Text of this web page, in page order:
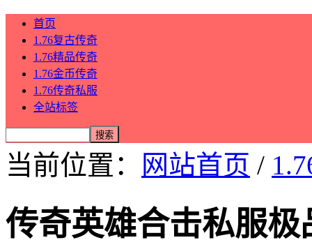
首页
1.76复古传奇
1.76精品传奇
1.76金币传奇
1.76传奇私服
全站标签
当前位置： 网站首页 /
传奇英雄合击私服